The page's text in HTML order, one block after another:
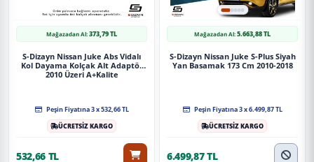
Mağazadan Al:373,79 TL
S-Dizayn Nissan Juke Abs Vidalı
Kol Dayama Kolçak Alt Adaptör
2010 Üzeri A+Kalite
Peşin Fiyatına 3 x 532,66 TL
ÜCRETSİZ KARGO
532,66 TL
Mağazadan Al:5.663,88 TL
S-Dizayn Nissan Juke S-Plus Siyah
Yan Basamak 173 Cm 2010-2018
Peşin Fiyatına 3 x 6.499,87 TL
ÜCRETSİZ KARGO
6.499,87 TL